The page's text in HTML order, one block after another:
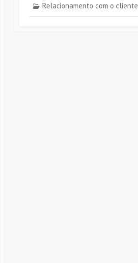
Relacionamento com o cliente